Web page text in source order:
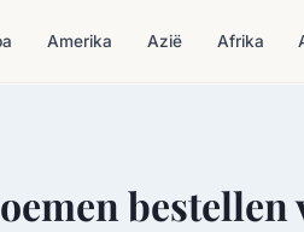
Amerika Azië Afrika